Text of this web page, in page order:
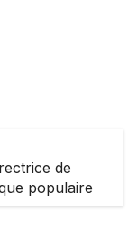
de
populaire